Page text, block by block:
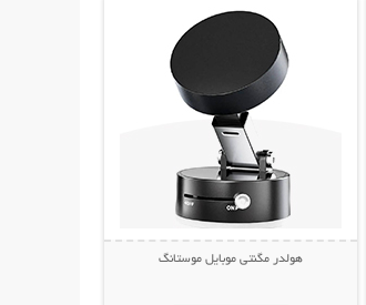
هولدر مگنتی موبایل موستانگ